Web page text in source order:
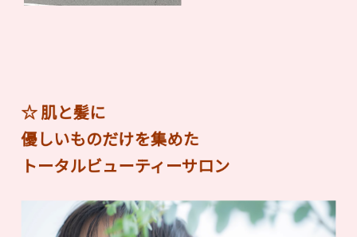
☆ 肌と髪に
優しいものだけを集めた
トータルビューティーサロン